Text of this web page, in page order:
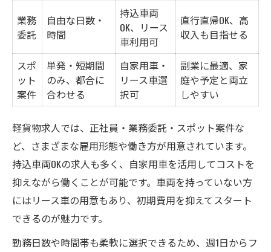
業務
委託
自由な日数・
時間
持込車両
OK、リース
車利用可
直行直帰OK、高
収入も目指せる
スポ
ット
案件
単発・短期間
のみ、都合に
合わせる
自家用車・
リース車選
択可
副業に最適、家
庭や予定と両立
しやすい
軽貨物求人では、正社員・業務委託・スポット案件な
ど、さまざまな雇用形態や働き方が用意されています。
持込車両OKの求人も多く、自家用車を活用してコストを
抑えながら働くことが可能です。車両を持っていない方
にはリース車の用意もあり、初期費用を抑えてスタート
できるのが魅力です。
勤務日数や時間帯も柔軟に選択できるため、週1日からフ